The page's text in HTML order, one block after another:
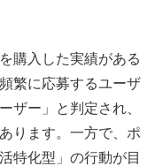
購入した実績がある
繁に応募するユーザ
ザー」と判定され、
ります。一方で、ポ
特化型」の行動が目